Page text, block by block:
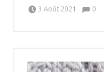
3 Août 2021
Pascale G&-BdC-WKF
Comments:0